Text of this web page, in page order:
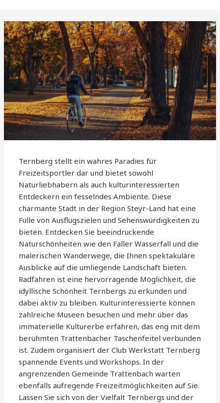
Ternberg stellt ein wahres Paradies für
Freizeitsportler dar und bietet sowohl
Naturliebhabern als auch kulturinteressierten
Entdeckern ein fesselndes Ambiente. Diese
charmante Stadt in der Region Steyr-Land hat eine
Fülle von Ausflugszielen und Sehenswürdigkeiten zu
bieten. Entdecken Sie beeindruckende
Naturschönheiten wie den Faller Wasserfall und die
malerischen Wanderwege, die Ihnen spektakuläre
Ausblicke auf die umliegende Landschaft bieten.
Radfahren ist eine hervorragende Möglichkeit, die
idyllische Schönheit Ternbergs zu erkunden und
dabei aktiv zu bleiben. Kulturinteressierte können
zahlreiche Museen besuchen und mehr über das
immaterielle Kulturerbe erfahren, das eng mit dem
berühmten Trattenbacher Taschenfeitel verbunden
ist. Zudem organisiert der Club Werkstatt Ternberg
spannende Events und Workshops. In der
angrenzenden Gemeinde Trattenbach warten
ebenfalls aufregende Freizeitmöglichkeiten auf Sie.
Lassen Sie sich von der Vielfalt Ternbergs und der